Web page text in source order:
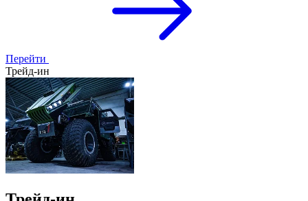
Перейти
Трейд-ин